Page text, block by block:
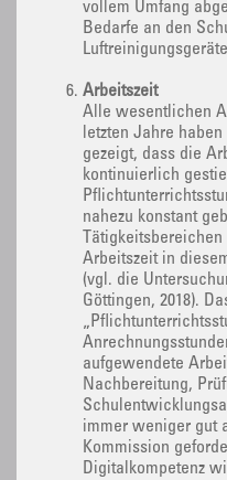
vollem Umfang
Bedarfe an den
Arbeitszeit
Alle wesentlichen
letzten Jahre
gezeigt, dass die
kontinuierlich
nahezu konstant
Arbeitszeit in
(vgl. die
Göttingen, 2018).
aufgewendete
Nachbereitung,
immer weniger gut
Kommission
Digitalkompetenz